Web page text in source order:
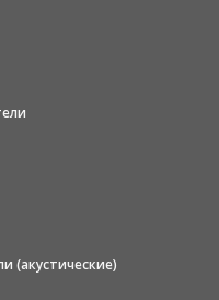
(акустические)